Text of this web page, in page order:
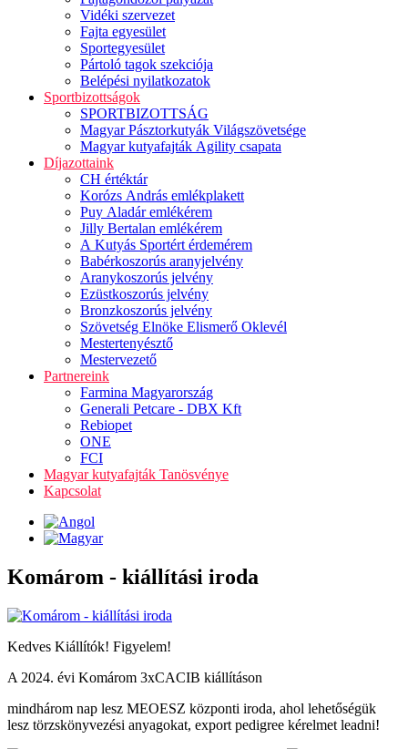
Vidéki szervezet
Fajta egyesület
Sportegyesület
Pártoló tagok szekciója
Belépési nyilatkozatok
Sportbizottságok
SPORTBIZOTTSÁG
Magyar Pásztorkutyák Világszövetsége
Magyar kutyafajták Agility csapata
Díjazottaink
CH értéktár
Korózs András emlékplakett
Puy Aladár emlékérem
Jilly Bertalan emlékérem
A Kutyás Sportért érdemérem
Babérkoszorús aranyjelvény
Aranykoszorús jelvény
Ezüstkoszorús jelvény
Bronzkoszorús jelvény
Szövetség Elnöke Elismerő Oklevél
Mestertenyésztő
Mestervezető
Partnereink
Farmina Magyarország
Generali Petcare - DBX Kft
Rebiopet
ONE
FCI
Magyar kutyafajták Tanösvénye
Kapcsolat
Komárom - kiállítási iroda
Kedves Kiállítók! Figyelem!
A 2024. évi Komárom 3xCACIB kiállításon
mindhárom nap lesz MEOESZ központi iroda, ahol lehetőségük
lesz törzskönyvezési anyagokat, export pedigree kérelmet leadni!